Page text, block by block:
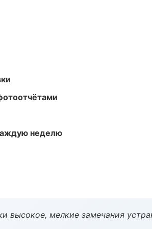
неделю
высокое, мелкие замечания